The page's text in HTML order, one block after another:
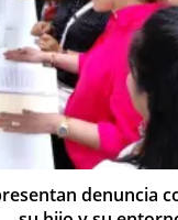
denuncia